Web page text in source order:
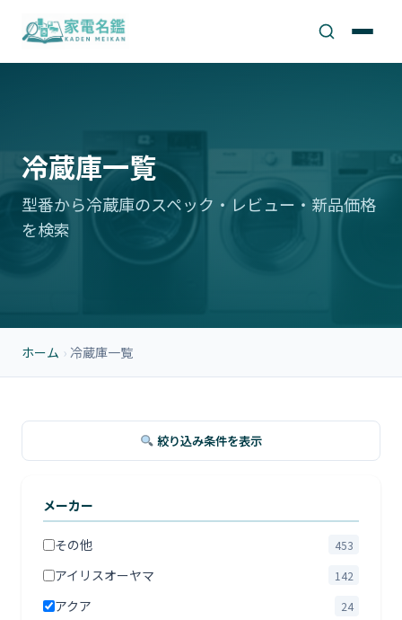
冷蔵庫一覧
型番から冷蔵庫のスペック・レビュー・新品価格
を検索
ホーム › 冷蔵庫一覧
絞り込み条件を表示
メーカー
その他 453
アイリスオーヤマ 142
アクア 24